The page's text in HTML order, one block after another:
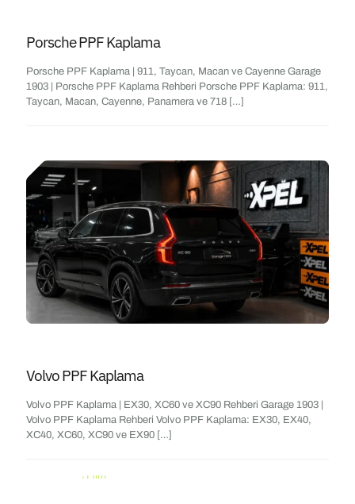
Porsche PPF Kaplama
Porsche PPF Kaplama | 911, Taycan, Macan ve Cayenne Garage
1903 | Porsche PPF Kaplama Rehberi Porsche PPF Kaplama: 911,
Taycan, Macan, Cayenne, Panamera ve 718 […]
Volvo PPF Kaplama
Volvo PPF Kaplama | EX30, XC60 ve XC90 Rehberi Garage 1903 |
Volvo PPF Kaplama Rehberi Volvo PPF Kaplama: EX30, EX40,
XC40, XC60, XC90 ve EX90 […]